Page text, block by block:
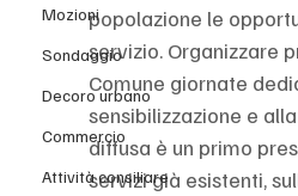
Mozioni
Sondaggio
Decoro urbano
Commercio
Attività consiliare
popolazione le
servizio. Organizzare
Comune giornate
sensibilizzazione e
diffusa è un primo
servizi già esistenti,